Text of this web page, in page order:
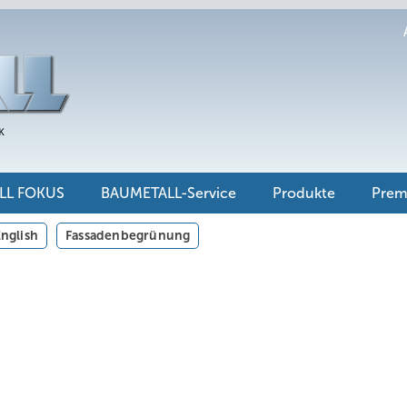
FOKUS BAUMETALL-Service Produkte
Fassadenbegrünung